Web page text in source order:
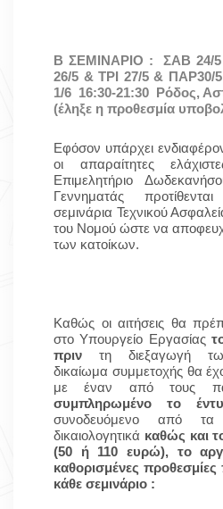
Β ΣΕΜΙΝΑΡΙΟ : ΣΑΒ 24/
26/5 & ΤΡΙ 27/5 &
1/6 16:30-21:30
Ρόδος,
(έληξε η προθεσμία
Εφόσον υπάρχει
οι απαραίτητες
Επιμελητήριο
Γεννηματάς
σεμινάρια Τεχνικού
του Νομού ώστε να
των κατοίκων.
Καθώς οι αιτήσεις θα
στο Υπουργείο Εργασίας
πριν τη διεξαγωγή
δικαίωμα συμμετοχής θα
με έναν από τους
συμπληρωμένο το
συνοδευόμενο από
δικαιολογητικά καθώς και
(50 ή 110 ευρώ),
το
καθορισμένες προθεσμίες
κάθε σεμινάριο :